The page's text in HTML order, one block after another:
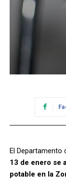
El Departamento
13 de enero se
potable en la